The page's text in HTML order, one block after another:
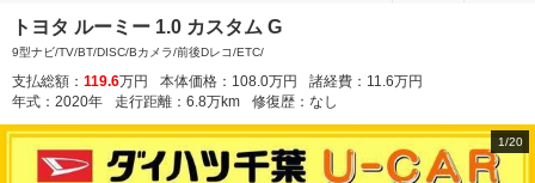
トヨタ ルーミー 1.0 カスタム G
9型ナビ/TV/BT/DISC/Bカメラ/前後Dレコ/ETC/
支払総額： 119.6万円 本体価格： 108.0万円 諸経費： 11.6万円
年式： 2020年 走行距離： 6.8万km 修復歴： なし
1/20